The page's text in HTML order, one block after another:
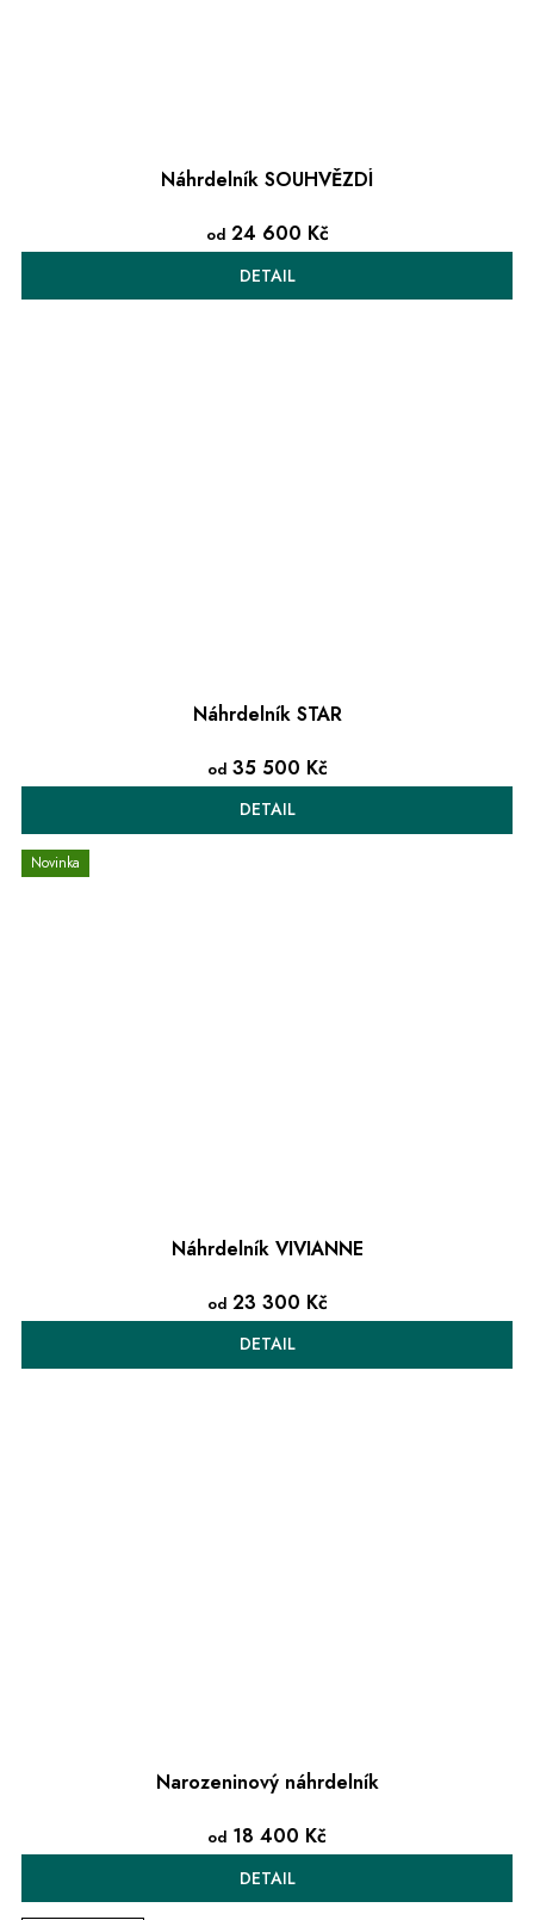
Náhrdelník SOUHVĚZDÍ
od24 600 Kč
DETAIL
Náhrdelník STAR
od35 500 Kč
DETAIL
Novinka
Náhrdelník VIVIANNE
od23 300 Kč
DETAIL
Narozeninový náhrdelník
od 18 400 Kč
DETAIL